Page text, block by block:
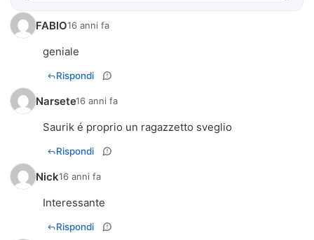
FABIO16 anni fa
geniale
Rispondi
Narsete16 anni fa
Saurik é proprio un ragazzetto sveglio
Rispondi
Nick16 anni fa
Interessante
Rispondi